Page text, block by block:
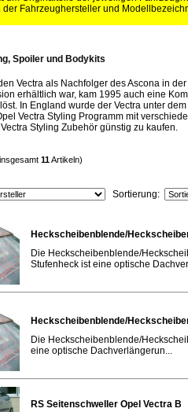
Fahrzeughersteller und
Spoiler und Bodykits
Vectra als Nachfolger des Ascona in
erhältlich war, kam 1995 auch eine
In England wurde der Vectra unter
Vectra Styling Programm mit
Styling Zubehör günstig zu kaufen.
11Artikeln)
Sortierung:
Heckscheibenblende/
Die Heckscheibenblende/
Stufenheck ist eine optische
Heckscheibenblende/
Die Heckscheibenblende/
eine optische Dachverlängerun...
RS Seitenschweller Opel Vectra B